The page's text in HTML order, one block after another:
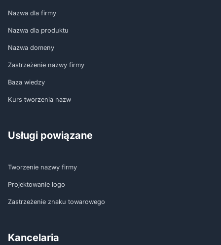
Nazwa dla firmy
Nazwa dla produktu
Nazwa domeny
Zastrzeżenie nazwy firmy
Baza wiedzy
Kurs tworzenia nazw
Usługi powiązane
Tworzenie nazwy firmy
Projektowanie logo
Zastrzeżenie znaku towarowego
Kancelaria